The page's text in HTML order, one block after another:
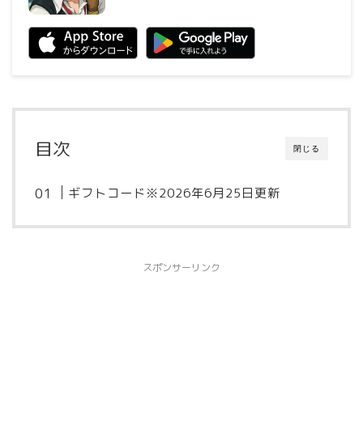
閉じる
目次
ギフトコード※2026年6月25日更新
スポンサーリンク